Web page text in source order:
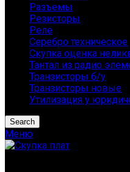
Разъемы
Резисторы
Реле
Серебро техническое
Скупка оценка
Тантал из радио
Транзисторы б/у
Транзисторы новые
Утилизация у
Search
Меню